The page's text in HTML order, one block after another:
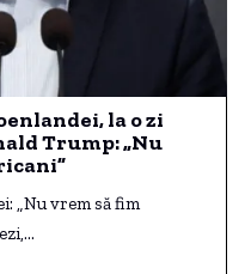
la o zi
Trump: „Nu
„Nu vrem să fim